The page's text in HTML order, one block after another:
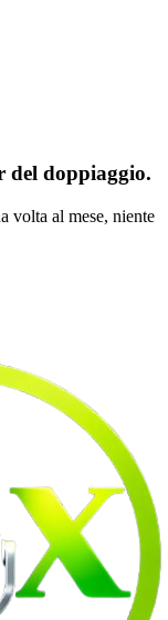
del doppiaggio.
volta al mese, niente